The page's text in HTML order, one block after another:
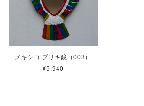
メキシコ ブリキ鏡（003）
¥5,940